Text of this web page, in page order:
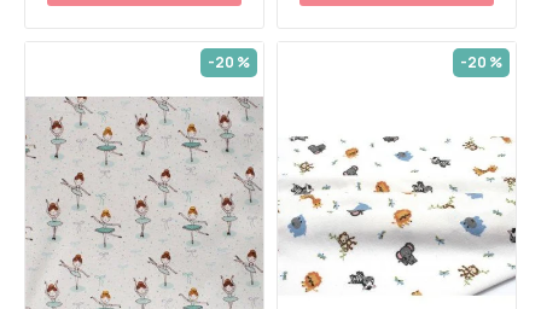
-20 % -20 %